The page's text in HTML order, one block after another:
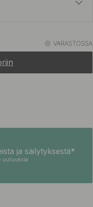
Varastossa
VARASTOSSA
ja säilytyksestä*
uutuuksia